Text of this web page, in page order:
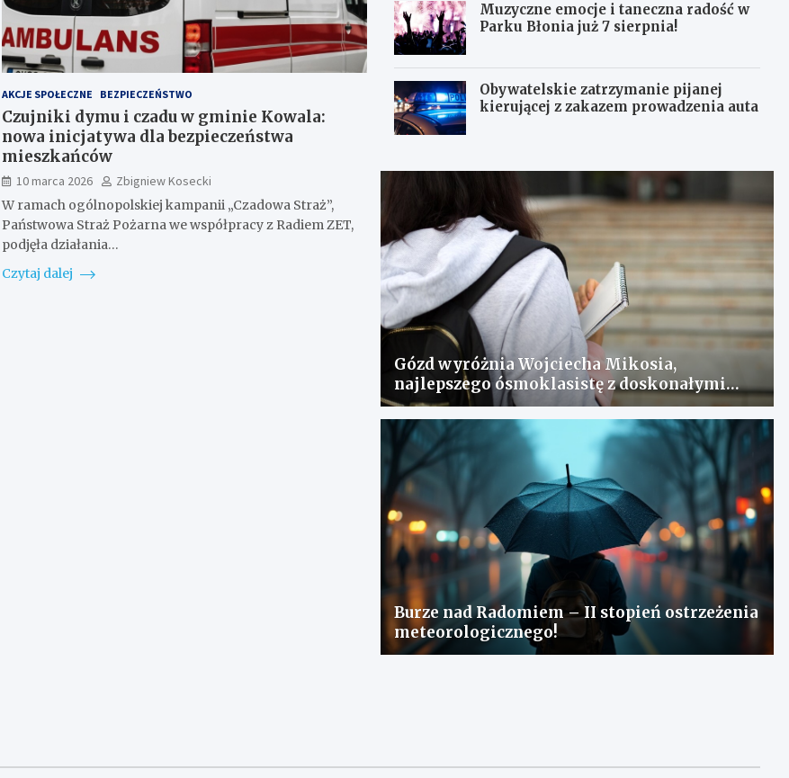
AKCJE SPOŁECZNE BEZPIECZEŃSTWO
Czujniki dymu i czadu w gminie Kowala:
nowa inicjatywa dla bezpieczeństwa
mieszkańców
10 marca 2026
Zbigniew Kosecki
W ramach ogólnopolskiej kampanii „Czadowa Straż”,
Państwowa Straż Pożarna we współpracy z Radiem ZET,
podjęła działania…
Czytaj dalej
Muzyczne emocje i taneczna radość w
Parku Błonia już 7 sierpnia!
Obywatelskie zatrzymanie pijanej
kierującej z zakazem prowadzenia auta
Gózd wyróżnia Wojciecha Mikosia,
najlepszego ósmoklasistę z doskonałymi
wynikami!
Burze nad Radomiem – II stopień ostrzeżenia
meteorologicznego!